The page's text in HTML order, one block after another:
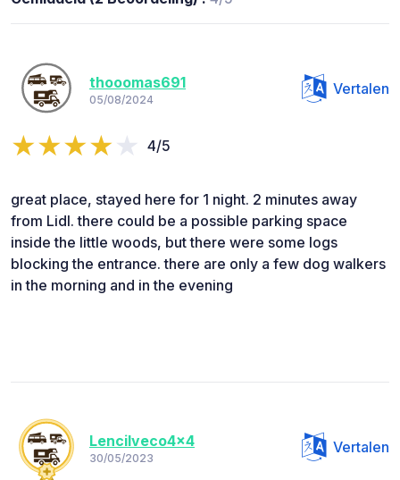
thooomas691
05/08/2024
Vertalen
4/5
great place, stayed here for 1 night. 2 minutes away
from Lidl. there could be a possible parking space
inside the little woods, but there were some logs
blocking the entrance. there are only a few dog walkers
in the morning and in the evening
LenciIveco4x4
30/05/2023
Vertalen